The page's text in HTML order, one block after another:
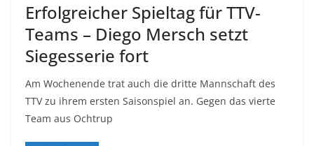
Erfolgreicher Spieltag für TTV-
Teams – Diego Mersch setzt
Siegesserie fort
Am Wochenende trat auch die dritte Mannschaft des
TTV zu ihrem ersten Saisonspiel an. Gegen das vierte
Team aus Ochtrup